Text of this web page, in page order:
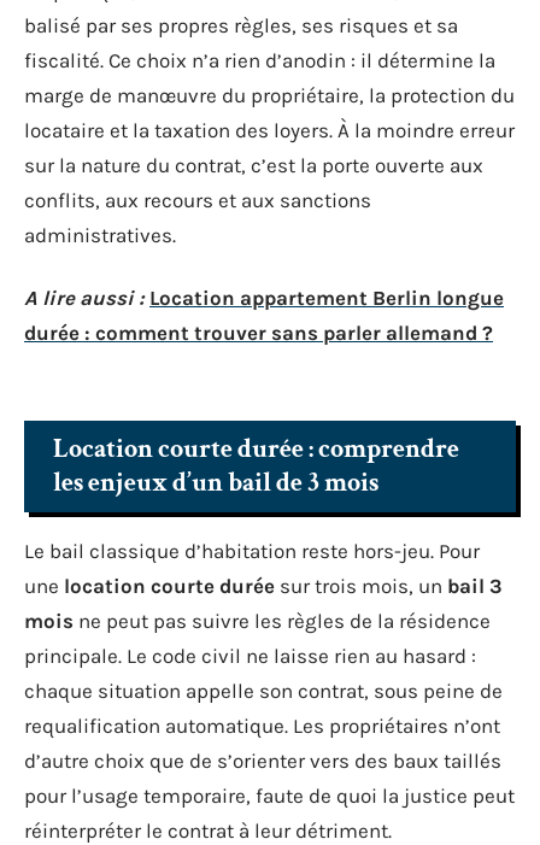
balisé par ses propres règles, ses risques et sa
fiscalité. Ce choix n’a rien d’anodin : il détermine la
marge de manœuvre du propriétaire, la protection du
locataire et la taxation des loyers. À la moindre erreur
sur la nature du contrat, c’est la porte ouverte aux
conflits, aux recours et aux sanctions
administratives.
A lire aussi : Location appartement Berlin longue
durée : comment trouver sans parler allemand ?
Location courte durée : comprendre
les enjeux d’un bail de 3 mois
Le bail classique d’habitation reste hors-jeu. Pour
une location courte durée sur trois mois, un bail 3
mois ne peut pas suivre les règles de la résidence
principale. Le code civil ne laisse rien au hasard :
chaque situation appelle son contrat, sous peine de
requalification automatique. Les propriétaires n’ont
d’autre choix que de s’orienter vers des baux taillés
pour l’usage temporaire, faute de quoi la justice peut
réinterpréter le contrat à leur détriment.